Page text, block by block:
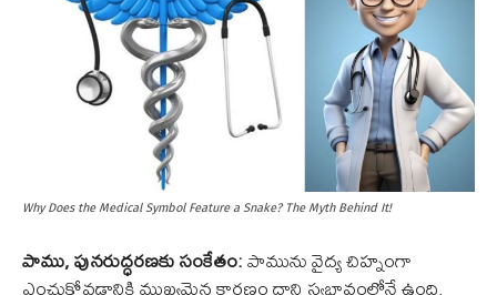
Why Does the Medical Symbol Feature a Snake? The Myth Behind It!
పాము, పునరుద్ధరణకు సంకేతం:పామును వైద్య చిహ్నంగా
ఎంచుకోవడానికి ముఖ్యమైన కారణం దాని స్వభావంలోనే ఉంది.